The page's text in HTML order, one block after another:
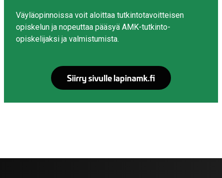
Väyläopinnoissa voit aloittaa tutkintotavoitteisen
opiskelun ja nopeuttaa pääsyä AMK-tutkinto-
opiskelijaksi ja valmistumista.
Siirry sivulle lapinamk.fi